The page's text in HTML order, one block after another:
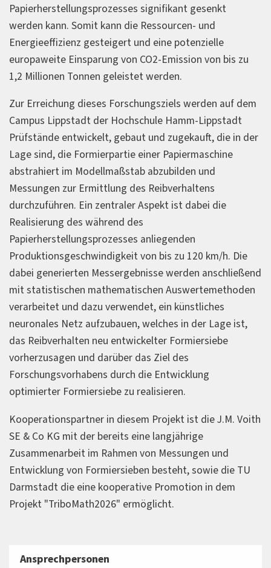
Papierherstellungsprozesses signifikant gesenkt
werden kann. Somit kann die Ressourcen- und
Energieeffizienz gesteigert und eine potenzielle
europaweite Einsparung von CO2-Emission von bis zu
1,2 Millionen Tonnen geleistet werden.
Zur Erreichung dieses Forschungsziels werden auf dem
Campus Lippstadt der Hochschule Hamm-Lippstadt
Prüfstände entwickelt, gebaut und zugekauft, die in der
Lage sind, die Formierpartie einer Papiermaschine
abstrahiert im Modellmaßstab abzubilden und
Messungen zur Ermittlung des Reibverhaltens
durchzuführen. Ein zentraler Aspekt ist dabei die
Realisierung des während des
Papierherstellungsprozesses anliegenden
Produktionsgeschwindigkeit von bis zu 120 km/h. Die
dabei generierten Messergebnisse werden anschließend
mit statistischen mathematischen Auswertemethoden
verarbeitet und dazu verwendet, ein künstliches
neuronales Netz aufzubauen, welches in der Lage ist,
das Reibverhalten neu entwickelter Formiersiebe
vorherzusagen und darüber das Ziel des
Forschungsvorhabens durch die Entwicklung
optimierter Formiersiebe zu realisieren.
Kooperationspartner in diesem Projekt ist die J.M. Voith
SE & Co KG mit der bereits eine langjährige
Zusammenarbeit im Rahmen von Messungen und
Entwicklung von Formiersieben besteht, sowie die TU
Darmstadt die eine kooperative Promotion in dem
Projekt "TriboMath2026" ermöglicht.
Ansprechpersonen